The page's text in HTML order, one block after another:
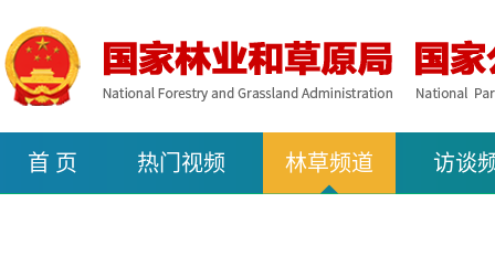
首 页 热门视频 林草频道 访谈